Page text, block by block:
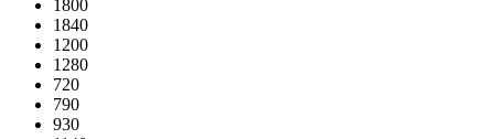
1800
1840
1200
1280
720
790
930